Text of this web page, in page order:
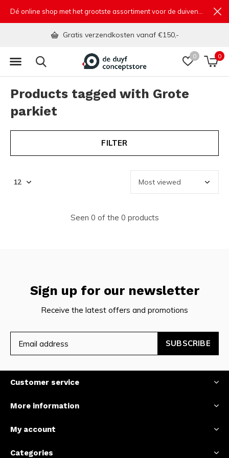
0 0
Gratis verzendkosten vanaf €150,-
Products tagged with Grote
parkiet
FILTER
Seen 0 of the 0 products
Sign up for our newsletter
Receive the latest offers and promotions
SUBSCRIBE
Customer service
More information
My account
Categories